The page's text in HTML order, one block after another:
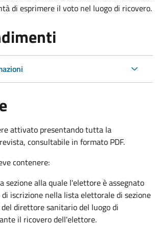
di esprimere il voto nel luogo di ricovero.
attivato presentando tutta la
consultabile in formato PDF.
contenere:
sezione alla quale l'elettore è assegnato
iscrizione nella lista elettorale di sezione
direttore sanitario del luogo di
il ricovero dell'elettore.